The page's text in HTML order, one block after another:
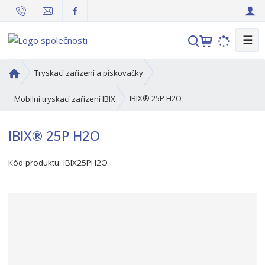
V
☰
v
o
í
t
Tryskací zařízení a pískovačky
Mobilní tryskací zařízení IBIX IBIX® 25P H2O
IBIX® 25P H2O
Kód produktu:IBIX25PH2O